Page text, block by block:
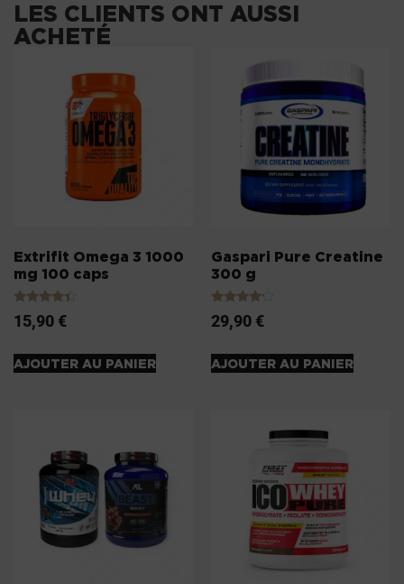
LES CLIENTS ONT AUSSI
ACHETÉ
Extrifit Omega 3 1000
mg 100 caps
Note
4.20
15,90 €
AJOUTER AU PANIER
Gaspari Pure Creatine
300 g
Note
4.00
29,90 €
AJOUTER AU PANIER